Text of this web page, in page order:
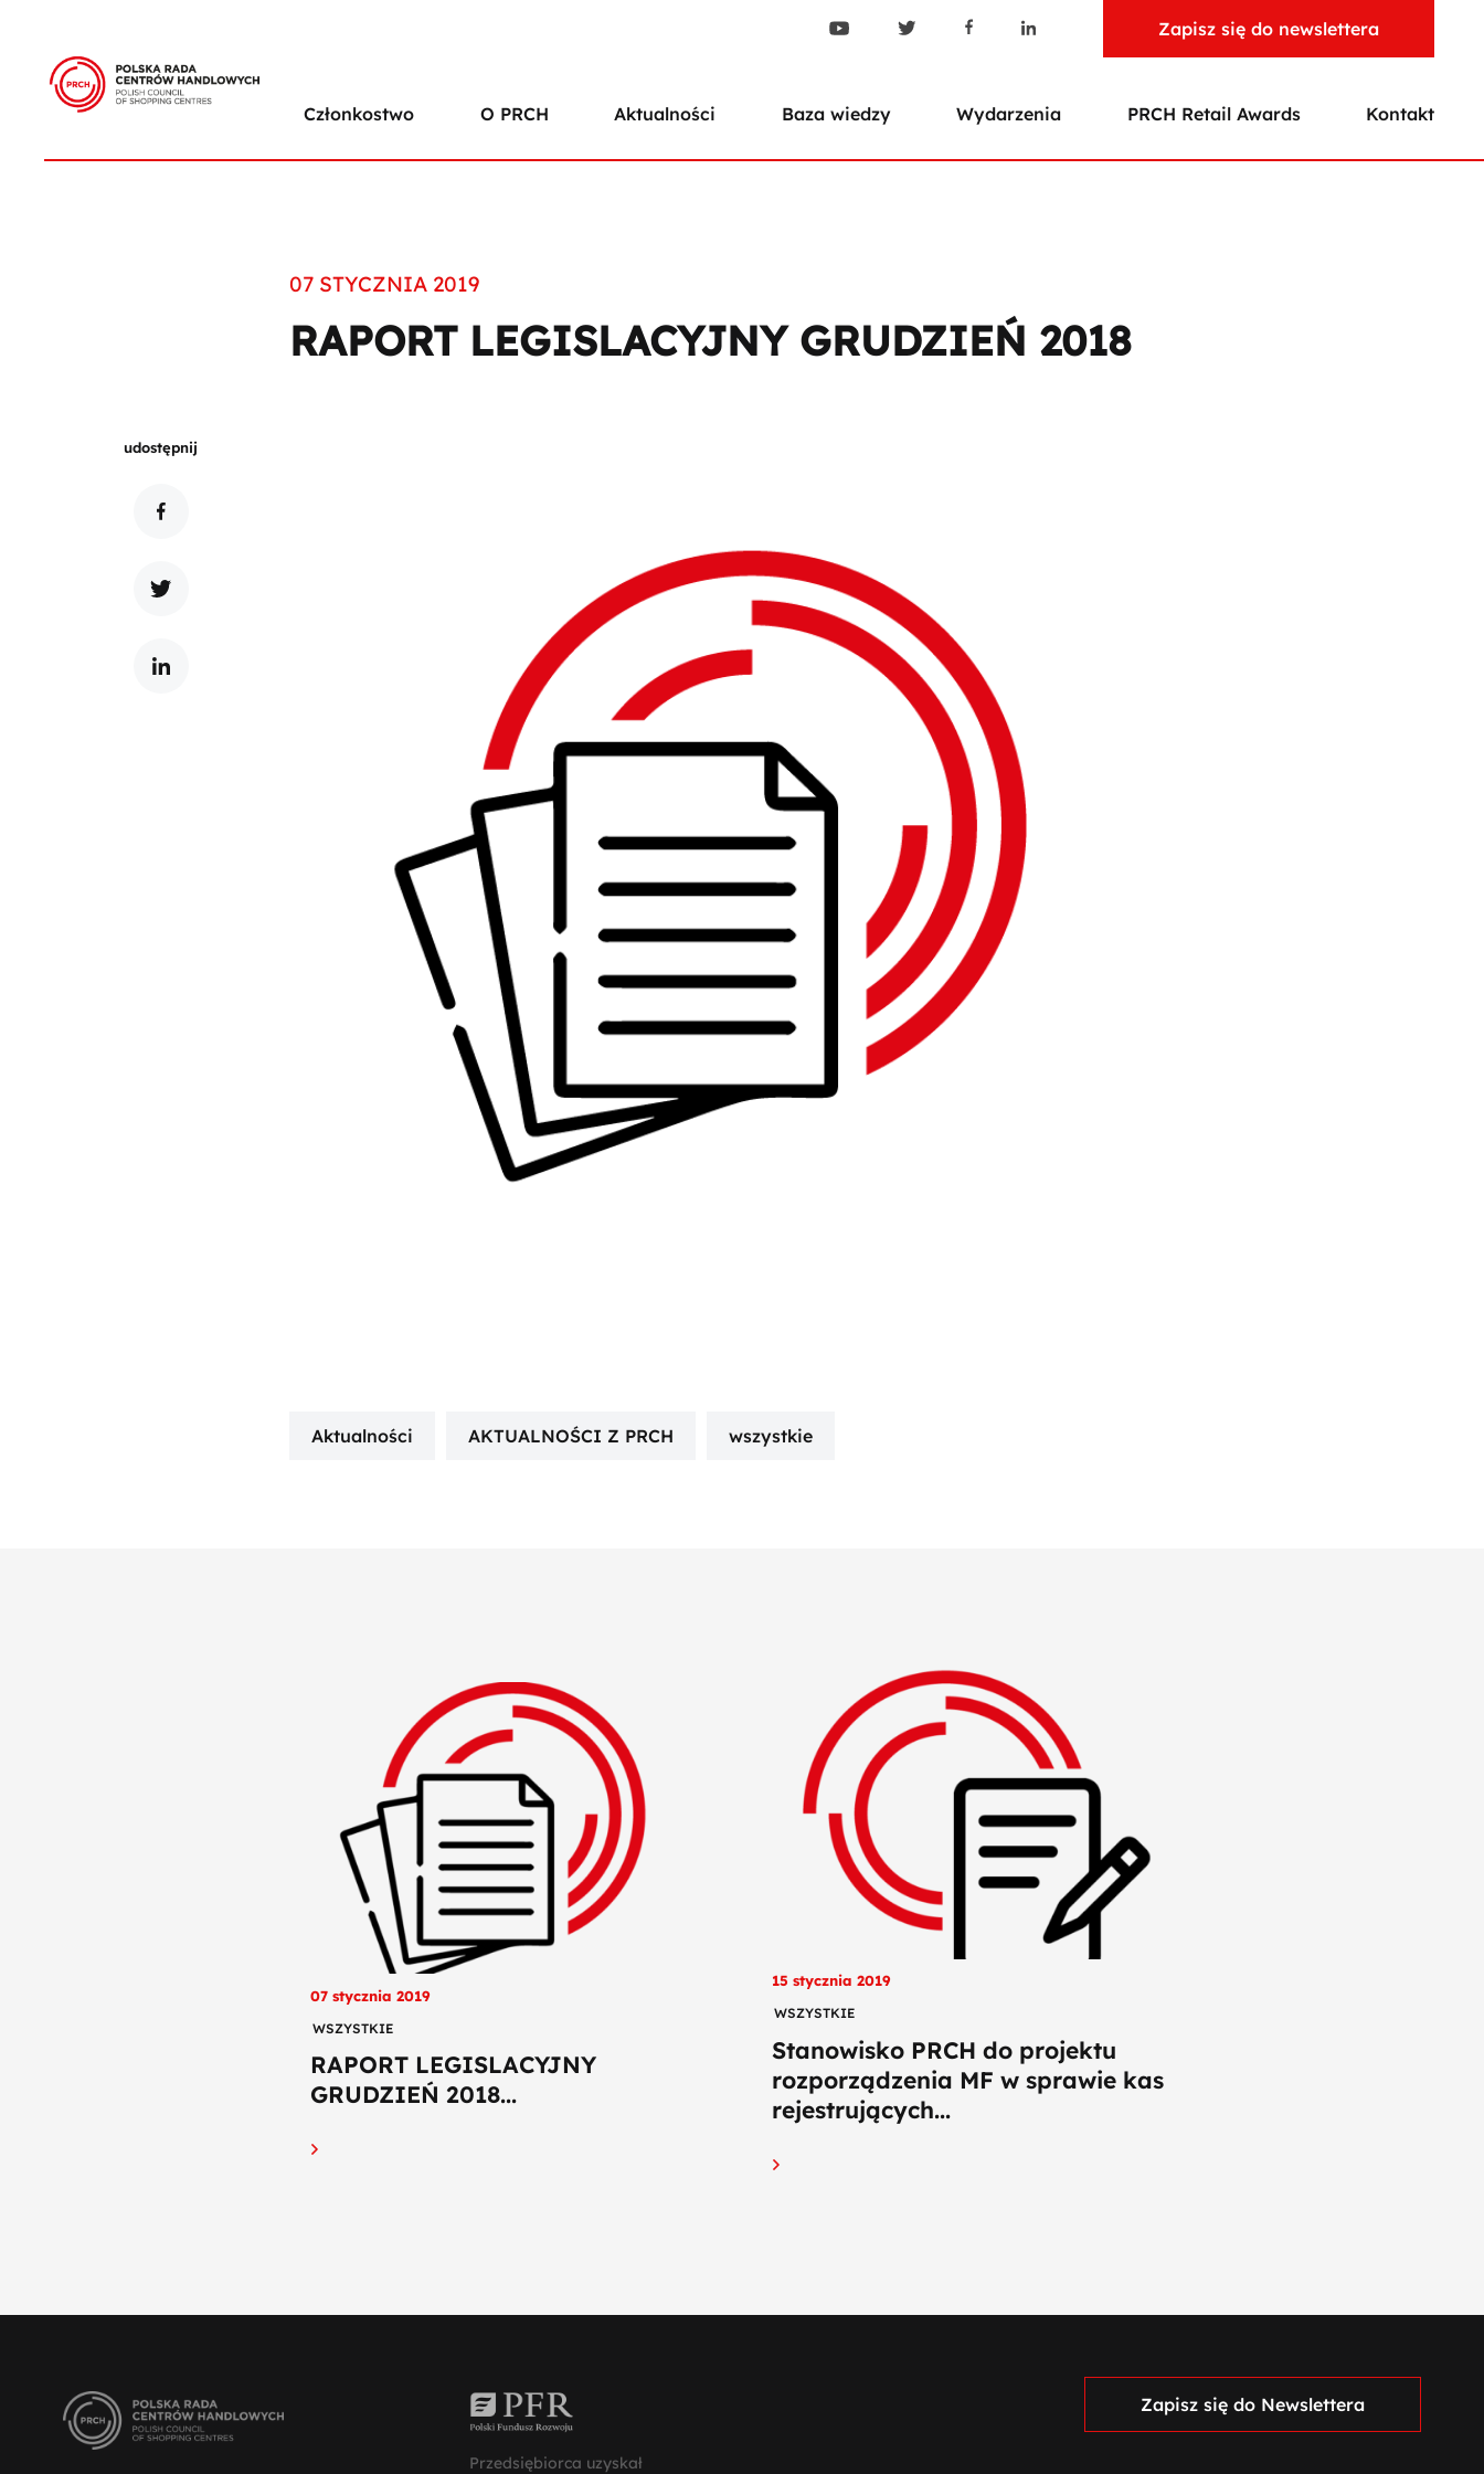
Zapisz się do newslettera
Członkostwo O PRCH Aktualności Baza wiedzy Wydarzenia PRCH Retail Awards Kontakt
07 STYCZNIA 2019
RAPORT LEGISLACYJNY GRUDZIEŃ 2018
udostępnij
Aktualności AKTUALNOŚCI Z PRCH wszystkie
07 stycznia 2019
WSZYSTKIE
RAPORT LEGISLACYJNY
GRUDZIEŃ 2018...
15 stycznia 2019
WSZYSTKIE
Stanowisko PRCH do projektu
rozporządzenia MF w sprawie kas
rejestrujących...
Przedsiębiorca uzyskał
Zapisz się do Newslettera